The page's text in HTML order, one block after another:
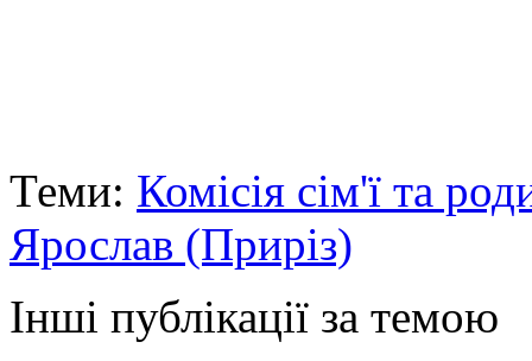
Теми: Комісія сім'ї та
Ярослав (Приріз)
Інші публікації за темою